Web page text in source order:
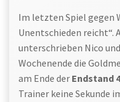
Im letzten Spiel gegen
Unentschieden reicht“.
unterschrieben Nico
Wochenende die
am Ende der Endstand
Trainer keine Sekunde